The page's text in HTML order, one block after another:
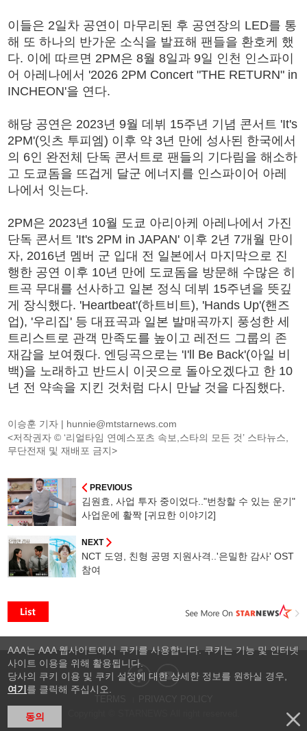
이들은 2일차 공연이 마무리된 후 공연장의 LED를 통
해 또 하나의 반가운 소식을 발표해 팬들을 환호케 했
다. 이에 따르면 2PM은 8월 8일과 9일 인천 인스파이
어 아레나에서 '2026 2PM Concert "THE RETURN" in
INCHEON'을 연다.
해당 공연은 2023년 9월 데뷔 15주년 기념 콘서트 'It's
2PM'(잇츠 투피엠) 이후 약 3년 만에 성사된 한국에서
의 6인 완전체 단독 콘서트로 팬들의 기다림을 해소하
고 도쿄돔을 뜨겁게 달군 에너지를 인스파이어 아레
나에서 잇는다.
2PM은 2023년 10월 도쿄 아리아케 아레나에서 가진
단독 콘서트 'It's 2PM in JAPAN' 이후 2년 7개월 만이
자, 2016년 멤버 군 입대 전 일본에서 마지막으로 진
행한 공연 이후 10년 만에 도쿄돔을 방문해 수많은 히
트곡 무대를 선사하고 일본 정식 데뷔 15주년을 뜻깊
게 장식했다. 'Heartbeat'(하트비트), 'Hands Up'(핸즈
업), '우리집' 등 대표곡과 일본 발매곡까지 풍성한 세
트리스트로 관객 만족도를 높이고 레전드 그룹의 존
재감을 보여줬다. 엔딩곡으로는 'I'll Be Back'(아일 비
백)을 노래하고 반드시 이곳으로 돌아오겠다고 한 10
년 전 약속을 지킨 것처럼 다시 만날 것을 다짐했다.
이승훈 기자 | hunnie@mtstarnews.com
<저작권자 © ‘리얼타임 연예스포츠 속보,스타의 모든 것’ 스타뉴스,
무단전재 및 재배포 금지>
PREVIOUS
김원효, 사업 투자 중이었다.."번창할 수 있는 운기"
사업운에 활짝 [귀묘한 이야기2]
NEXT
NCT 도영, 친형 공명 지원사격..'은밀한 감사' OST
참여
AAA는 AAA 웹사이트에서 쿠키를 사용합니다. 쿠키는 기능 및 인터넷
사이트 이용을 위해 활용됩니다.
당사의 쿠키 이용 및 쿠키 설정에 대한 상세한 정보를 원하실 경우,
여기 를 클릭해 주십시오.
동의